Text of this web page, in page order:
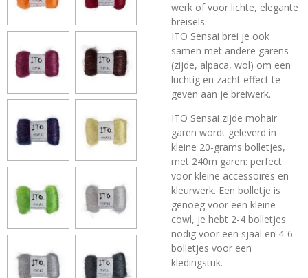
werk of voor lichte, elegante
breisels.
ITO Sensai brei je ook
samen met andere garens
(zijde, alpaca, wol) om een
luchtig en zacht effect te
geven aan je breiwerk.
ITO Sensai zijde mohair
garen wordt geleverd in
kleine 20-grams bolletjes,
met 240m garen: perfect
voor kleine accessoires en
kleurwerk. Een bolletje is
genoeg voor een kleine
cowl, je hebt 2-4 bolletjes
nodig voor een sjaal en 4-6
bolletjes voor een
kledingstuk.